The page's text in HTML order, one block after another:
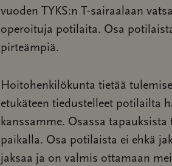
vuoden TYKS:n T-sairaalaan
operoituja potilaita. Osa
pirteämpiä.
Hoitohenkilökunta tietää
etukäteen tiedustelleet potilailta
kanssamme. Osassa
paikalla. Osa potilaista ei ehkä
jaksaa ja on valmis ottamaan